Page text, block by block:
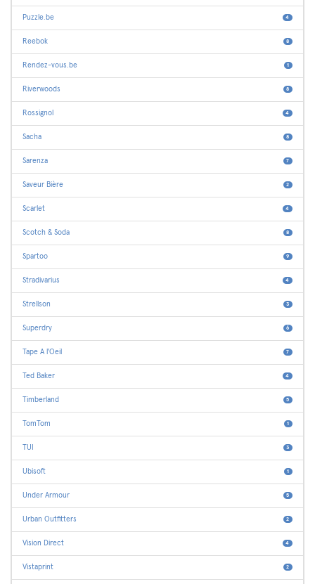
Puzzle.be 4
Reebok 8
Rendez-vous.be 1
Riverwoods 8
Rossignol 4
Sacha 8
Sarenza 7
Saveur Bière 2
Scarlet 4
Scotch & Soda 8
Spartoo 9
Stradivarius 4
Strellson 3
Superdry 6
Tape A l'Oeil 7
Ted Baker 4
Timberland 5
TomTom 1
TUI 3
Ubisoft 1
Under Armour 5
Urban Outfitters 2
Vision Direct 4
Vistaprint 2